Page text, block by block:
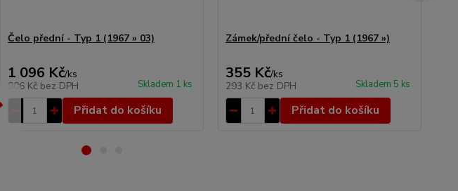
Čelo přední - Typ 1 (1967 » 03)
1 096 Kč/ks
906 Kč bez DPH Skladem 1 ks
Přidat do košíku
Zámek/přední čelo - Typ 1 (1967 »)
355 Kč/ks
293 Kč bez DPH Skladem 5 ks
Přidat do košíku